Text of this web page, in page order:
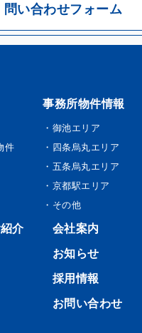
問い合わせフォーム
件
事務所物件情報
・御池エリア
・四条烏丸エリア
・五条烏丸エリア
・京都駅エリア
・その他
介
会社案内
お知らせ
採用情報
お問い合わせ